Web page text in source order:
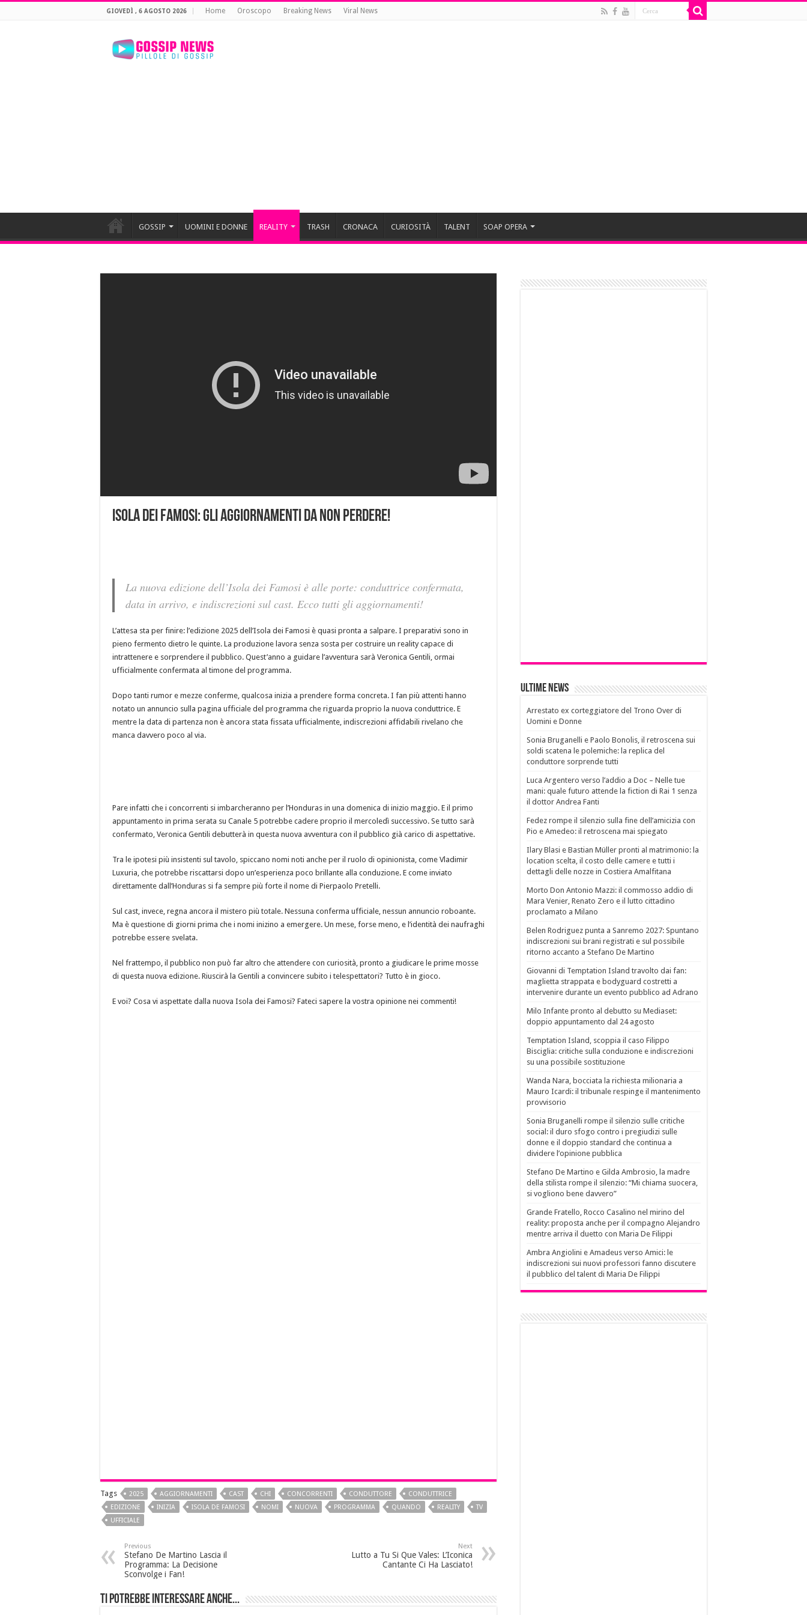
GIOVEDÌ , 6 AGOSTO 2026 Home Oroscopo Breaking News Viral News
GOSSIP UOMINI E DONNE REALITY TRASH CRONACA CURIOSITÀ TALENT SOAP OPERA
Isola Dei Famosi: Gli Aggiornamenti da Non Perdere!
La nuova edizione dell’Isola dei Famosi è alle porte: conduttrice confermata,
data in arrivo, e indiscrezioni sul cast. Ecco tutti gli aggiornamenti!
L’attesa sta per finire: l’edizione 2025 dell’Isola dei Famosi è quasi pronta a salpare. I preparativi sono in
pieno fermento dietro le quinte. La produzione lavora senza sosta per costruire un reality capace di
intrattenere e sorprendere il pubblico. Quest’anno a guidare l’avventura sarà Veronica Gentili, ormai
ufficialmente confermata al timone del programma.
Dopo tanti rumor e mezze conferme, qualcosa inizia a prendere forma concreta. I fan più attenti hanno
notato un annuncio sulla pagina ufficiale del programma che riguarda proprio la nuova conduttrice. E
mentre la data di partenza non è ancora stata fissata ufficialmente, indiscrezioni affidabili rivelano che
manca davvero poco al via.
Pare infatti che i concorrenti si imbarcheranno per l’Honduras in una domenica di inizio maggio. E il primo
appuntamento in prima serata su Canale 5 potrebbe cadere proprio il mercoledì successivo. Se tutto sarà
confermato, Veronica Gentili debutterà in questa nuova avventura con il pubblico già carico di aspettative.
Tra le ipotesi più insistenti sul tavolo, spiccano nomi noti anche per il ruolo di opinionista, come Vladimir
Luxuria, che potrebbe riscattarsi dopo un’esperienza poco brillante alla conduzione. E come inviato
direttamente dall’Honduras si fa sempre più forte il nome di Pierpaolo Pretelli.
Sul cast, invece, regna ancora il mistero più totale. Nessuna conferma ufficiale, nessun annuncio roboante.
Ma è questione di giorni prima che i nomi inizino a emergere. Un mese, forse meno, e l’identità dei naufraghi
potrebbe essere svelata.
Nel frattempo, il pubblico non può far altro che attendere con curiosità, pronto a giudicare le prime mosse
di questa nuova edizione. Riuscirà la Gentili a convincere subito i telespettatori? Tutto è in gioco.
E voi? Cosa vi aspettate dalla nuova Isola dei Famosi? Fateci sapere la vostra opinione nei commenti!
Tags 2025 AGGIORNAMENTI CAST CHI CONCORRENTI CONDUTTORE
CONDUTTRICE
EDIZIONE
INIZIA ISOLA DE FAMOSI NOMI NUOVA PROGRAMMA QUANDO REALITY
TV
UFFICIALE
Previous
Stefano De Martino Lascia il
Programma: La Decisione
Sconvolge i Fan!
Next
Lutto a Tu Si Que Vales: L’Iconica
Cantante Ci Ha Lasciato!
Ti potrebbe interessare anche...
Ultime News
Arrestato ex corteggiatore del Trono Over di
Uomini e Donne
Sonia Bruganelli e Paolo Bonolis, il retroscena sui
soldi scatena le polemiche: la replica del
conduttore sorprende tutti
Luca Argentero verso l’addio a Doc – Nelle tue
mani: quale futuro attende la fiction di Rai 1 senza
il dottor Andrea Fanti
Fedez rompe il silenzio sulla fine dell’amicizia con
Pio e Amedeo: il retroscena mai spiegato
Ilary Blasi e Bastian Müller pronti al matrimonio: la
location scelta, il costo delle camere e tutti i
dettagli delle nozze in Costiera Amalfitana
Morto Don Antonio Mazzi: il commosso addio di
Mara Venier, Renato Zero e il lutto cittadino
proclamato a Milano
Belen Rodriguez punta a Sanremo 2027: Spuntano
indiscrezioni sui brani registrati e sul possibile
ritorno accanto a Stefano De Martino
Giovanni di Temptation Island travolto dai fan:
maglietta strappata e bodyguard costretti a
intervenire durante un evento pubblico ad Adrano
Milo Infante pronto al debutto su Mediaset:
doppio appuntamento dal 24 agosto
Temptation Island, scoppia il caso Filippo
Bisciglia: critiche sulla conduzione e indiscrezioni
su una possibile sostituzione
Wanda Nara, bocciata la richiesta milionaria a
Mauro Icardi: il tribunale respinge il mantenimento
provvisorio
Sonia Bruganelli rompe il silenzio sulle critiche
social: il duro sfogo contro i pregiudizi sulle
donne e il doppio standard che continua a
dividere l’opinione pubblica
Stefano De Martino e Gilda Ambrosio, la madre
della stilista rompe il silenzio: “Mi chiama suocera,
si vogliono bene davvero”
Grande Fratello, Rocco Casalino nel mirino del
reality: proposta anche per il compagno Alejandro
mentre arriva il duetto con Maria De Filippi
Ambra Angiolini e Amadeus verso Amici: le
indiscrezioni sui nuovi professori fanno discutere
il pubblico del talent di Maria De Filippi